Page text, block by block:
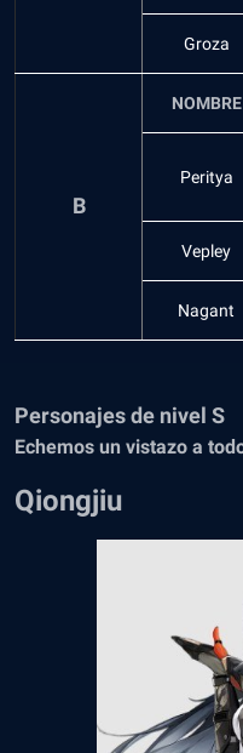
Groza
B
NOMBRE
Peritya
Vepley
Nagant
Personajes de nivel S
Echemos un vistazo a
Qiongjiu